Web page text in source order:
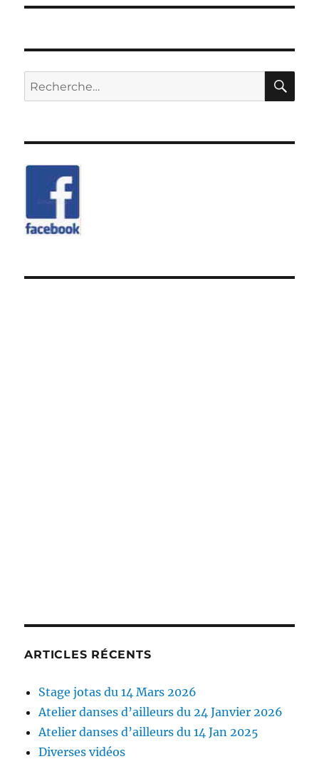
Recherche
pour :
ARTICLES RÉCENTS
Stage jotas du 14 Mars 2026
Atelier danses d’ailleurs du 24 Janvier 2026
Atelier danses d’ailleurs du 14 Jan 2025
Diverses vidéos